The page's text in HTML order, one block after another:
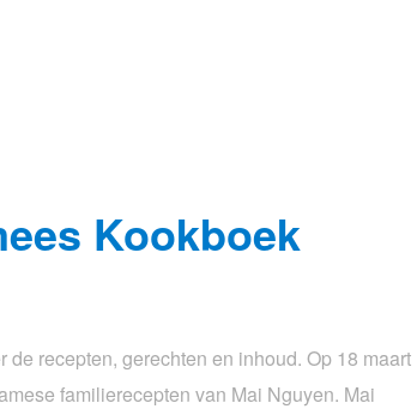
Kookboek
recepten, gerechten en inhoud. Op 18 maart
familierecepten van Mai Nguyen. Mai